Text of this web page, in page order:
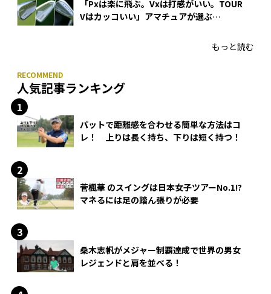
「Pxは楽に飛ぶ。Vxは打感がいい。TOUR
Vはカッコいい」アマチュアが選ぶ
もっと読む
人気記事ランキング
パットで距離感を合わせる簡単な方法はコ
レ！ 上りは長く持ち、下りは短く持つ！
菅楓華 のスイングは日本女子ツアーNo.1!?
マネるには足の踏ん張りが必要
桑木志帆がメジャー制覇達成で世界の男女
レジェンドと肩を並べる！